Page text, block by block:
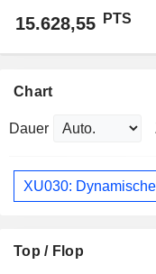
15.628,55 PTS
Chart
Dauer
XU030:
Top / Flop